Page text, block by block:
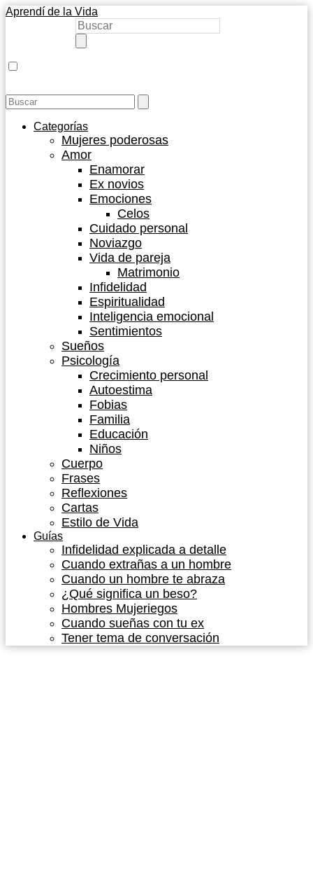
Aprendí de la Vida
Categorías
Mujeres poderosas
Amor
Enamorar
Ex novios
Emociones
Celos
Cuidado personal
Noviazgo
Vida de pareja
Matrimonio
Infidelidad
Espiritualidad
Inteligencia emocional
Sentimientos
Sueños
Psicología
Crecimiento personal
Autoestima
Fobias
Familia
Educación
Niños
Cuerpo
Frases
Reflexiones
Cartas
Estilo de Vida
Guías
Infidelidad explicada a detalle
Cuando extrañas a un hombre
Cuando un hombre te abraza
¿Qué significa un beso?
Hombres Mujeriegos
Cuando sueñas con tu ex
Tener tema de conversación